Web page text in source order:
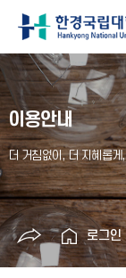
이용안내
로그인